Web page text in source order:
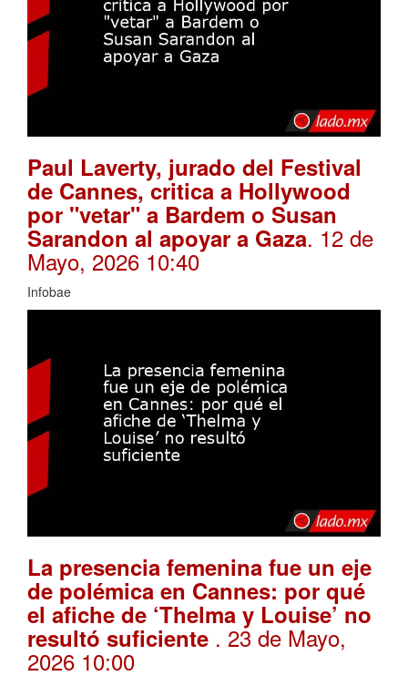
Paul Laverty, jurado del Festival
de Cannes, critica a Hollywood
por "vetar" a Bardem o Susan
Sarandon al apoyar a Gaza. 12 de
Mayo, 2026 10:40
Infobae
La presencia femenina fue un eje
de polémica en Cannes: por qué
el afiche de ‘Thelma y Louise’ no
resultó suficiente . 23 de Mayo,
2026 10:00